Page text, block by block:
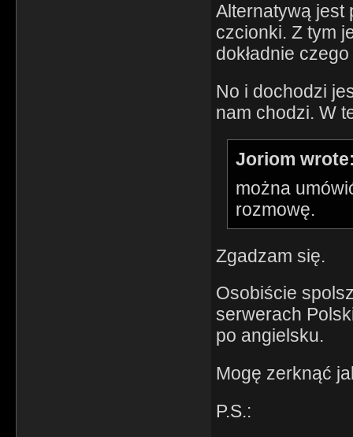
Alternatywą jest
czcionki. Z tym
dokładnie
No i dochodzi
nam chodzi. W
Joriom
można
rozmowę.
Zgadzam się.
Osobiście
serwerach
po angielsku.
Mogę zerknąć
P.S.: